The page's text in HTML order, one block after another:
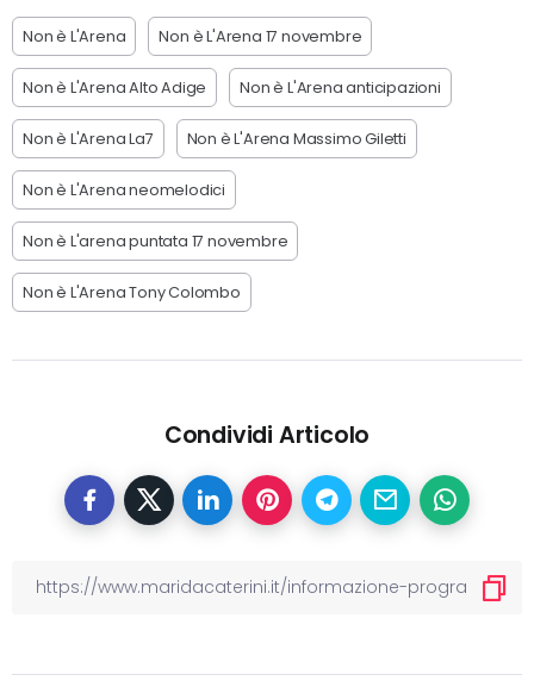
Non è L'Arena Non è L'Arena 17 novembre
Non è L'Arena Alto Adige Non è L'Arena anticipazioni
Non è L'Arena La7 Non è L'Arena Massimo Giletti
Non è L'Arena neomelodici
Non è L'arena puntata 17 novembre
Non è L'Arena Tony Colombo
Condividi Articolo